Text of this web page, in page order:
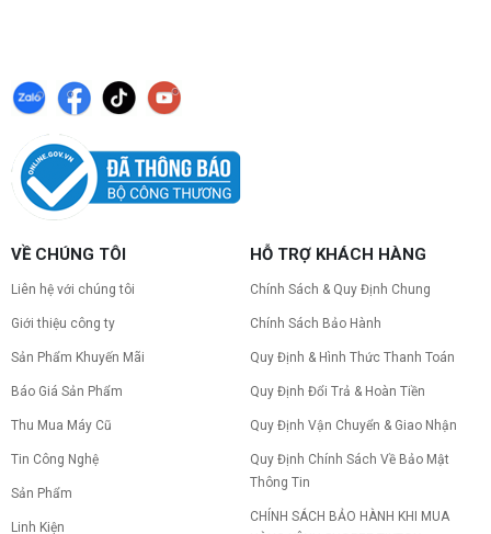
copy nhanh.
Nâng cấp pc nên nâng gì trước để tối ưu chi phí và
tăng hiệu năng tối đa? Xem ngay thứ tự ưu tiên
nâng cấp linh kiện PC chi tiết trong bài viết này!
nhân và Cách khắc phục
Tình trạng PC gaming nóng quạt kêu to khiến
máy giật lag, giảm tuổi thọ? Tìm hiểu ngay
nguyên nhân và cách khắc phục hiệu quả để máy
CPU AMD Ryzen 7 7700X3D full box mới
ra mắt: Nhanh, Mạnh, Giá tốt
với công nghệ 3D V-Cache đỉnh cao, mang lại
10 Nguyên nhân khiến PC gaming bị tụt
FPS thường gặp
VỀ CHÚNG TÔI
Liên hệ với chúng tôi
Giới thiệu công ty
Sản Phẩm Khuyến Mãi
Báo Giá Sản Phẩm
Thu Mua Máy Cũ
Tin Công Nghệ
Sản Phẩm
Linh Kiện
HỖ TRỢ KHÁCH HÀNG
Chính Sách & Quy Định Chung
Chính Sách Bảo Hành
Quy Định & Hình Thức Thanh Toán
Quy Định Đổi Trả & Hoàn Tiền
Quy Định Vận Chuyển & Giao Nhận
Quy Định Chính Sách Về Bảo Mật
Thông Tin
CHÍNH SÁCH BẢO HÀNH KHI MUA